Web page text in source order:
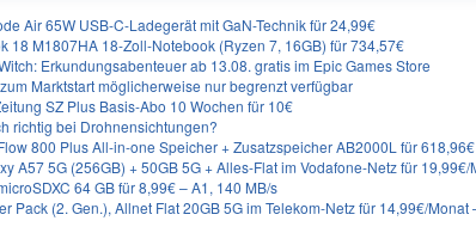
Air 65W USB-C-Ladegerät mit GaN-Technik für 24,99€
18 M1807HA 18-Zoll-Notebook (Ryzen 7, 16GB) für 734,57€
Erkundungsabenteuer ab 13.08. gratis im Epic Games Store
Marktstart möglicherweise nur begrenzt verfügbar
SZ Plus Basis-Abo 10 Wochen für 10€
richtig bei Drohnensichtungen?
Plus All-in-one Speicher + Zusatzspeicher AB2000L für 618,96€ – 3,84kWh fürs
5G (256GB) + 50GB 5G + Alles-Flat im Vodafone-Netz für 19,99€/Monat – eff. 2,36€/
64 GB für 8,99€ – A1, 140 MB/s
(2. Gen.), Allnet Flat 20GB 5G im Telekom-Netz für 14,99€/Monat – eff. 2,07€/